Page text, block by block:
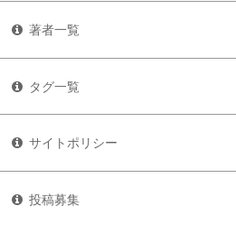
著者一覧
タグ一覧
サイトポリシー
投稿募集